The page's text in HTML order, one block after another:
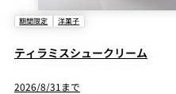
期間限定 洋菓子
ティラミスシュークリーム
2026/8/31まで